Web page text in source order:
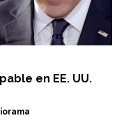
en EE. UU.